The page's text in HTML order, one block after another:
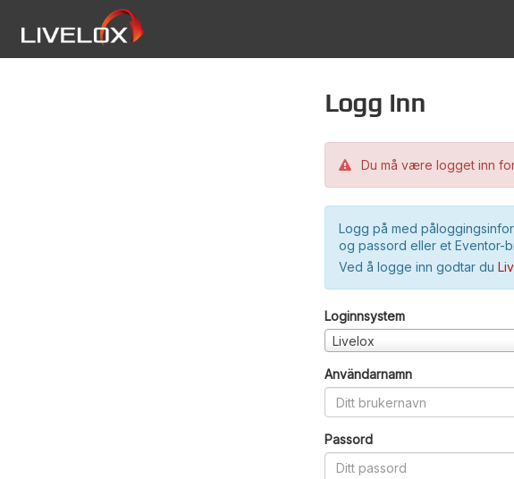
Logg inn
Du må være logget inn
Logg på med
og passord eller et Eventor-
Ved å logge inn godtar du
Loginnsystem
Livelox
Användarnamn
Passord